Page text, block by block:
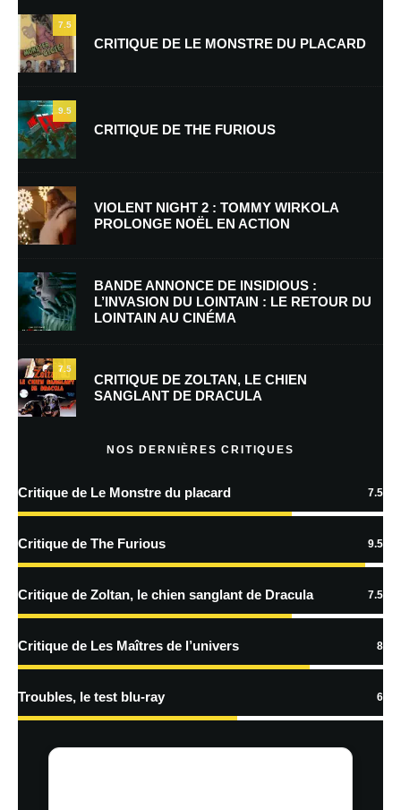
Nom*
E-mail *
Enregistrer mon nom, mon e-mail et mon site dans le navigateur pour
mon prochain commentaire.
Prévenez-moi de tous les nouveaux commentaires par e-mail.
Prévenez-moi de tous les nouveaux articles par e-mail.
En savoir
traitées
7.5
CRITIQUE DE LE MONSTRE DU PLACARD
9.5
CRITIQUE DE THE FURIOUS
VIOLENT NIGHT 2 : TOMMY WIRKOLA
PROLONGE NOËL EN ACTION
BANDE ANNONCE DE INSIDIOUS :
L’INVASION DU LOINTAIN : LE RETOUR DU
LOINTAIN AU CINÉMA
7.5
CRITIQUE DE ZOLTAN, LE CHIEN
SANGLANT DE DRACULA
NOS DERNIÈRES CRITIQUES
Critique de Le Monstre du placard 7.5
Critique de The Furious 9.5
Critique de Zoltan, le chien sanglant de Dracula 7.5
Critique de Les Maîtres de l’univers 8
Troubles, le test blu-ray 6